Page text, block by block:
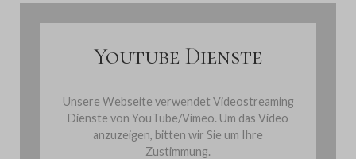
Youtube Dienste
Unsere Webseite verwendet Videostreaming
Dienste von YouTube/Vimeo. Um das Video
anzuzeigen, bitten wir Sie um Ihre
Zustimmung.